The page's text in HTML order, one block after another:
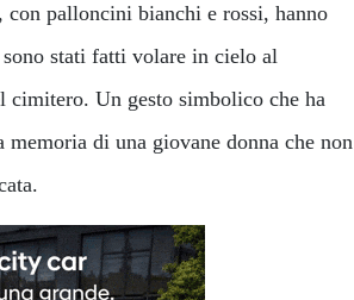
palloncini bianchi e rossi, hanno
stati fatti volare in cielo al
cimitero. Un gesto simbolico che ha
memoria di una giovane donna che non